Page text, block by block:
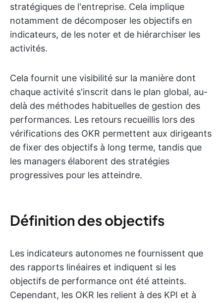
stratégiques de l'entreprise. Cela implique
notamment de décomposer les objectifs en
indicateurs, de les noter et de hiérarchiser les
activités.
Cela fournit une visibilité sur la manière dont
chaque activité s'inscrit dans le plan global, au-
delà des méthodes habituelles de gestion des
performances. Les retours recueillis lors des
vérifications des OKR permettent aux dirigeants
de fixer des objectifs à long terme, tandis que
les managers élaborent des stratégies
progressives pour les atteindre.
Définition des objectifs
Les indicateurs autonomes ne fournissent que
des rapports linéaires et indiquent si les
objectifs de performance ont été atteints.
Cependant, les OKR les relient à des KPI et à